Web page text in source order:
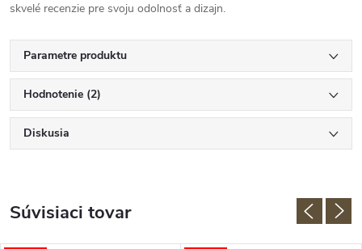
skvelé recenzie pre svoju odolnosť a dizajn.
Parametre produktu
Hodnotenie (2)
Diskusia
Súvisiaci tovar